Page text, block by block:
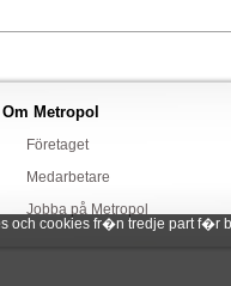
och cookies fr�n tredje part
Om Metropol
Företaget
Medarbetare
Jobba på Metropol